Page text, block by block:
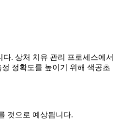
. 상처 치유 관리 프로세스에서
정확도를 높이기 위해 색공초
것으로 예상됩니다.